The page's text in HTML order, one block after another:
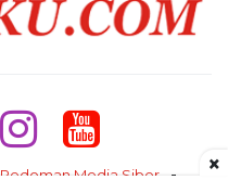
Pedoman Media Siber
×